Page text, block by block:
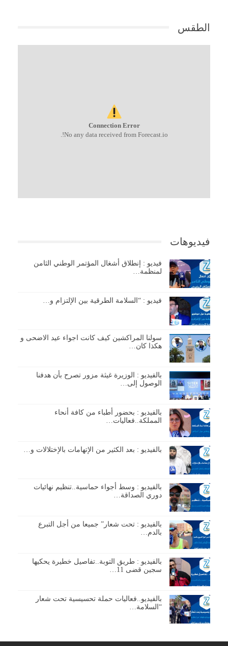
الطقس
Connection Error
No any data received from Forecast.io!.
فيديوهات
فيديو : إنطلاق أشغال المؤتمر الوطني الثامن
لمنظمة…
فيديو : “السلامة الطرقية بين الإلتزام و…
سولنا المراكشين كيف كانت اجواء عيد الاضحى و
هكذا كان…
بالفيديو : الوزيرة غيثة مزور تصرح بأن هدفنا
الوصول إلى…
بالفيديو : بحضور أطباء من كافة أنحاء
المملكة..فعاليات…
بالفيديو : بعد الكثير من الإتهامات بالإختلالات و…
بالفيديو : وسط أجواء حماسية..تنظيم نهائيات
دوري الصداقة…
بالفيديو : تحت شعار” جميعا من أجل التبرع
بالدم…
بالفيديو : طريق التوبة..تفاصيل خطيرة يحكيها
سجين قضى 11…
بالفيديو..فعاليات حملة تحسيسية تحت شعار
“السلامة…